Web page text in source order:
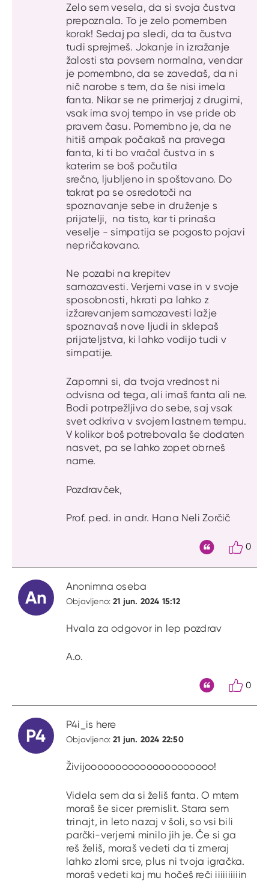
Zelo sem vesela, da si svoja čustva
prepoznala. To je zelo pomemben
korak! Sedaj pa sledi, da ta čustva
tudi sprejmeš. Jokanje in izražanje
žalosti sta povsem normalna, vendar
je pomembno, da se zavedaš, da ni
nič narobe s tem, da še nisi imela
fanta. Nikar se ne primerjaj z drugimi,
vsak ima svoj tempo in vse pride ob
pravem času. Pomembno je, da ne
hitiš ampak počakaš na pravega
fanta, ki ti bo vračal čustva in s
katerim se boš počutila
srečno, ljubljeno in spoštovano. Do
takrat pa se osredotoči na
spoznavanje sebe in druženje s
prijatelji, na tisto, kar ti prinaša
veselje - simpatija se pogosto pojavi
nepričakovano.
Ne pozabi na krepitev
samozavesti. Verjemi vase in v svoje
sposobnosti, hkrati pa lahko z
izžarevanjem samozavesti lažje
spoznavaš nove ljudi in sklepaš
prijateljstva, ki lahko vodijo tudi v
simpatije.
Zapomni si, da tvoja vrednost ni
odvisna od tega, ali imaš fanta ali ne.
Bodi potrpežljiva do sebe, saj vsak
svet odkriva v svojem lastnem tempu.
V kolikor boš potrebovala še dodaten
nasvet, pa se lahko zopet obrneš
name.
Pozdravček,
Prof. ped. in andr. Hana Neli Zorčič
0
An
Anonimna oseba
Objavljeno:21 jun. 2024 15:12
Hvala za odgovor in lep pozdrav
A.o.
0
P4
P4i_is here
Objavljeno:21 jun. 2024 22:50
Živijooooooooooooooooooooo!
Videla sem da si želiš fanta. O mtem
moraš še sicer premislit. Stara sem
trinajt, in leto nazaj v šoli, so vsi bili
parčki-verjemi minilo jih je. Če si ga
reš želiš, moraš vedeti da ti zmeraj
lahko zlomi srce, plus ni tvoja igračka.
moraš vedeti kaj mu hočeš reči iiiiiiiiiin